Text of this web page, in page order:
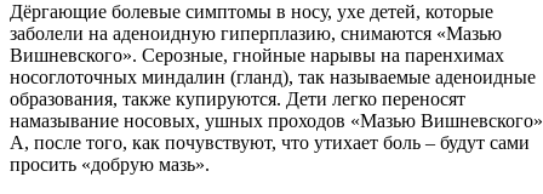
Дёргающие болевые симптомы в носу, ухе детей, которые
заболели на аденоидную гиперплазию, снимаются «Мазью
Вишневского». Серозные, гнойные нарывы на паренхимах
носоглоточных миндалин (гланд), так называемые аденоидные
образования, также купируются. Дети легко переносят
намазывание носовых, ушных проходов «Мазью
А, после того, как почувствуют, что утихает боль – будут сами
просить «добрую мазь».